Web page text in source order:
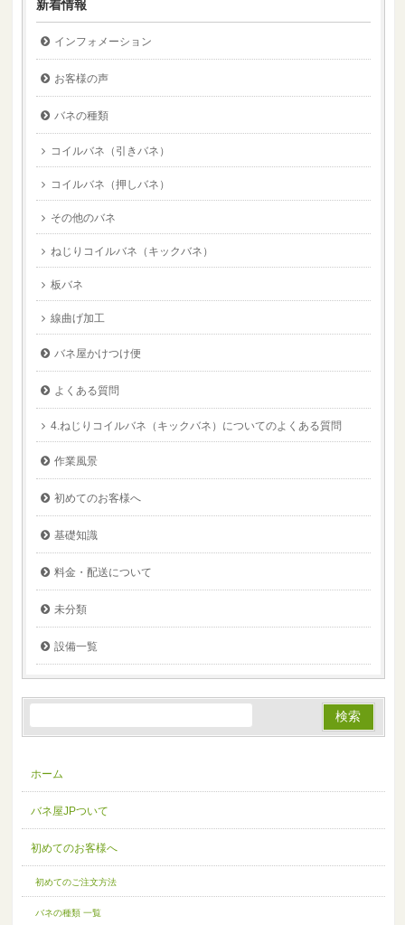
新着情報
インフォメーション
お客様の声
バネの種類
コイルバネ（引きバネ）
コイルバネ（押しバネ）
その他のバネ
ねじりコイルバネ（キックバネ）
板バネ
線曲げ加工
バネ屋かけつけ便
よくある質問
4.ねじりコイルバネ（キックバネ）についてのよくある質問
作業風景
初めてのお客様へ
基礎知識
料金・配送について
未分類
設備一覧
ホーム
バネ屋JPついて
初めてのお客様へ
初めてのご注文方法
バネの種類 一覧